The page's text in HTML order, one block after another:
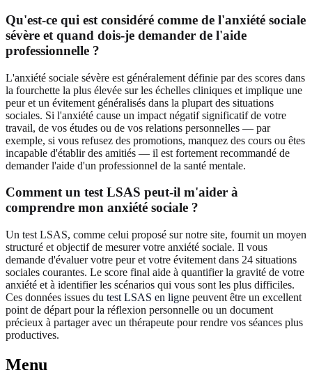
Qu'est-ce qui est considéré comme de l'anxiété sociale
sévère et quand dois-je demander de l'aide
professionnelle ?
L'anxiété sociale sévère est généralement définie par des scores dans
la fourchette la plus élevée sur les échelles cliniques et implique une
peur et un évitement généralisés dans la plupart des situations
sociales. Si l'anxiété cause un impact négatif significatif de votre
travail, de vos études ou de vos relations personnelles — par
exemple, si vous refusez des promotions, manquez des cours ou êtes
incapable d'établir des amitiés — il est fortement recommandé de
demander l'aide d'un professionnel de la santé mentale.
Comment un test LSAS peut-il m'aider à
comprendre mon anxiété sociale ?
Un test LSAS, comme celui proposé sur notre site, fournit un moyen
structuré et objectif de mesurer votre anxiété sociale. Il vous
demande d'évaluer votre peur et votre évitement dans 24 situations
sociales courantes. Le score final aide à quantifier la gravité de votre
anxiété et à identifier les scénarios qui vous sont les plus difficiles.
Ces données issues du test LSAS en ligne peuvent être un excellent
point de départ pour la réflexion personnelle ou un document
précieux à partager avec un thérapeute pour rendre vos séances plus
productives.
Menu